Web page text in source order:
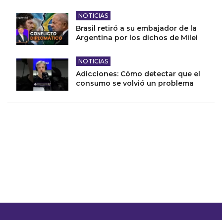
NOTICIAS
Brasil retiró a su embajador de la
Argentina por los dichos de Milei
NOTICIAS
Adicciones: Cómo detectar que el
consumo se volvió un problema